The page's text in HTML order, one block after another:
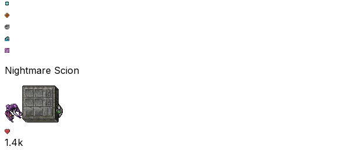
Nightmare Scion
1.4k